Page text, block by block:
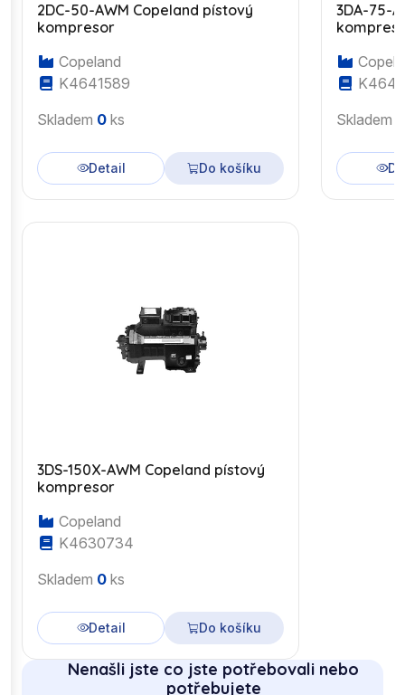
2DC-50-AWM Copeland pístový
kompresor
Copeland
K4641589
Skladem 0 ks
Detail Do košíku
3DA-75-
Skladem
3DS-150X-AWM Copeland pístový
kompresor
Copeland
K4630734
Skladem 0 ks
Detail Do košíku
Nenašli jste co jste potřebovali nebo
potřebujete